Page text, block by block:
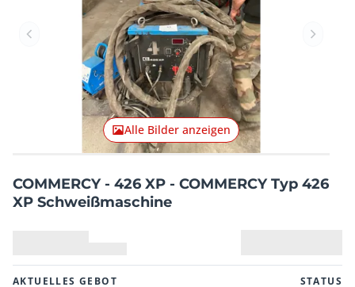
Vorheriger Artikel
Alle Bilder anzeigen
COMMERCY - 426 XP - COMMERCY Typ 426
XP Schweißmaschine
AKTUELLES GEBOT STATUS